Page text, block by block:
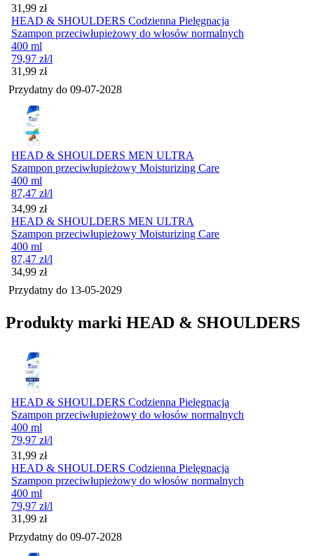
Cena
31,99 zł
HEAD & SHOULDERS Codzienna Pielęgnacja
Szampon przeciwłupieżowy do włosów normalnych
400 ml
79,97 zł/l
Cena
31,99 zł
Przydatny do 09-07-2028
HEAD & SHOULDERS MEN ULTRA
Szampon przeciwłupieżowy Moisturizing Care
400 ml
87,47 zł/l
Cena
34,99 zł
HEAD & SHOULDERS MEN ULTRA
Szampon przeciwłupieżowy Moisturizing Care
400 ml
87,47 zł/l
Cena
34,99 zł
Przydatny do 13-05-2029
Produkty marki HEAD & SHOULDERS
HEAD & SHOULDERS Codzienna Pielęgnacja
Szampon przeciwłupieżowy do włosów normalnych
400 ml
79,97 zł/l
Cena
31,99 zł
HEAD & SHOULDERS Codzienna Pielęgnacja
Szampon przeciwłupieżowy do włosów normalnych
400 ml
79,97 zł/l
Cena
31,99 zł
Przydatny do 09-07-2028